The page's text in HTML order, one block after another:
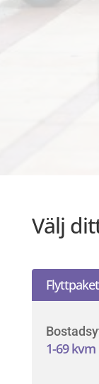
Välj
1-69 kvm